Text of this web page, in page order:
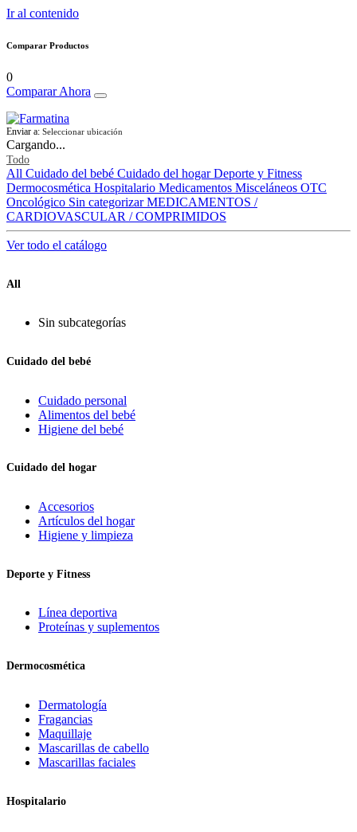
Ir al contenido
Comparar Productos
0
Comparar Ahora
Enviar a: Seleccionar ubicación
Cargando...
Todo
All Cuidado del bebé Cuidado del hogar Deporte y Fitness
Dermocosmética Hospitalario Medicamentos Misceláneos OTC
Oncológico Sin categorizar MEDICAMENTOS /
CARDIOVASCULAR / COMPRIMIDOS
Ver todo el catálogo
All
Sin subcategorías
Cuidado del bebé
Cuidado personal
Alimentos del bebé
Higiene del bebé
Cuidado del hogar
Accesorios
Artículos del hogar
Higiene y limpieza
Deporte y Fitness
Línea deportiva
Proteínas y suplementos
Dermocosmética
Dermatología
Fragancias
Maquillaje
Mascarillas de cabello
Mascarillas faciales
Hospitalario